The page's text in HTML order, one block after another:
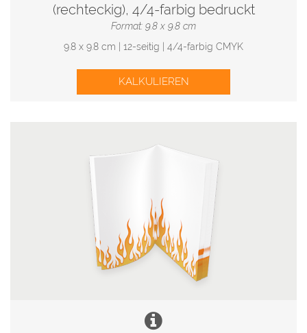
(rechteckig), 4/4-farbig bedruckt
Format: 9.8 x 9.8 cm
9.8 x 9.8 cm | 12-seitig | 4/4-farbig CMYK
KALKULIEREN